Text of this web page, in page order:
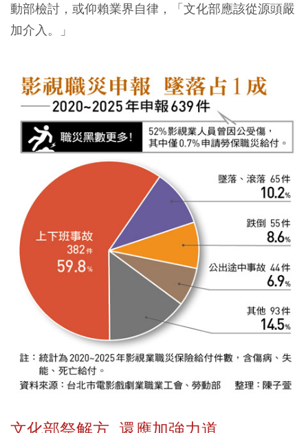
動部檢討，或仰賴業界自律，「文化部應該從源頭嚴
加介入。」